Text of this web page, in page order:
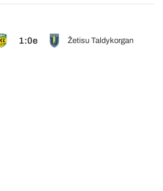
1:0e Žetisu Taldykorgan